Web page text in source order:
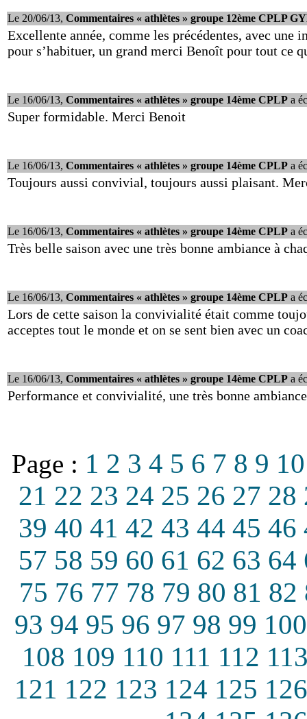
Le 20/06/13, Commentaires « athlètes » groupe 12ème CPLP
Excellente année, comme les précédentes, avec
pour s’habituer, un grand merci Benoît pour tout ce
Le 16/06/13, Commentaires « athlètes » groupe 14ème CPLP a
Super formidable. Merci Benoit
Le 16/06/13, Commentaires « athlètes » groupe 14ème CPLP a
Toujours aussi convivial, toujours aussi plaisant.
Le 16/06/13, Commentaires « athlètes » groupe 14ème CPLP a
Très belle saison avec une très bonne ambiance à
Le 16/06/13, Commentaires « athlètes » groupe 14ème CPLP a
Lors de cette saison la convivialité était comme
acceptes tout le monde et on se sent bien avec un
Le 16/06/13, Commentaires « athlètes » groupe 14ème CPLP a
Performance et convivialité, une très bonne
Page : 1 2 3 4 5 6 7 8 9 10
21 22 23 24 25 26 27 28
39 40 41 42 43 44 45 46
57 58 59 60 61 62 63 64
75 76 77 78 79 80 81 82
93 94 95 96 97 98 99 100
108 109 110 111 112
121 122 123 124 125 126